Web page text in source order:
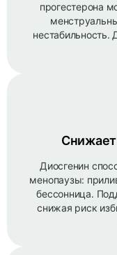
прогестерона
нестабильность.
Диосгенин
менопаузы:
бессонница.
снижая риск